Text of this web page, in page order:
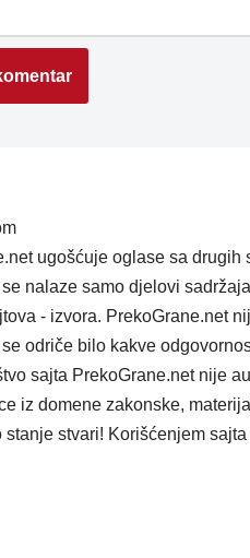
ugošćuje oglase sa
se nalaze samo djelovi
- izvora. PrekoGrane.net
odriče bilo kakve
sajta PrekoGrane.net nije
iz domene zakonske,
stvari! Korišćenjem